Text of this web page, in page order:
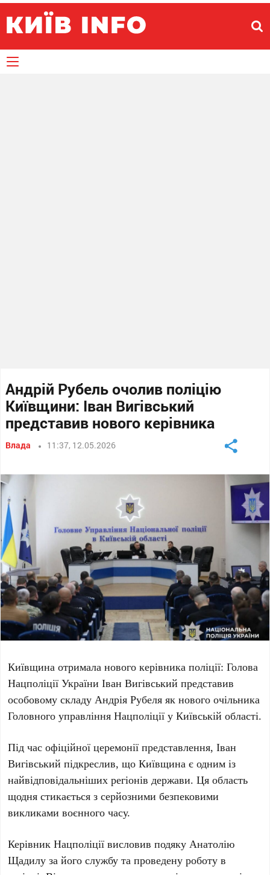
Андрій Рубель очолив поліцію
Київщини: Іван Вигівський
представив нового керівника
Влада 11:37, 12.05.2026
Київщина отримала нового керівника поліції: Голова
Нацполіції УкраїниІван Вигівський представив
особовому складуАндрія Рубеля як нового очільника
Головного управління Нацполіції у Київській області.
Під час офіційної церемонії представлення,Іван
Вигівський підкреслив, що Київщина є одним із
найвідповідальніших регіонів держави. Ця область
щодня стикається з серйозними безпековими
викликами воєнного часу.
Керівник Нацполіції висловив подякуАнатолію
Щадилу за його службу та проведену роботу в